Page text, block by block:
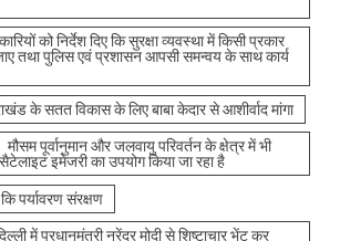
को निर्देश दिए कि सुरक्षा व्यवस्था में किसी प्रकार
तथा पुलिस एवं प्रशासन आपसी समन्वय के साथ कार्य
के सतत विकास के लिए बाबा केदार से आशीर्वाद मांगा
पूर्वानुमान और जलवायु परिवर्तन के क्षेत्र में भी
इमेजरी का उपयोग किया जा रहा है
पर्यावरण संरक्षण
में प्रधानमंत्री नरेंद्र मोदी से शिष्टाचार भेंट कर